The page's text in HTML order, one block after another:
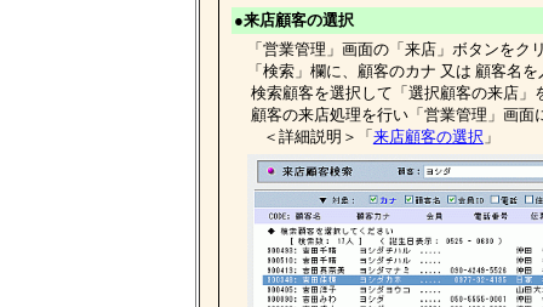
●来店顧客の選択
「営業管理」画面の「来店」ボタンをク
「検索」欄に、顧客のカナ 又は 顧客名
検索顧客を選択して「選択顧客の来店」
顧客の来店処理を行い「営業管理」画面
＜詳細説明＞「来店顧客の選択 」